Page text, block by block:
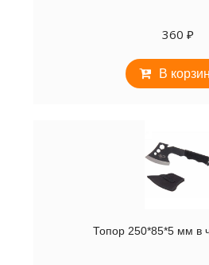
360 ₽
В
Топор 250*85*5 мм в